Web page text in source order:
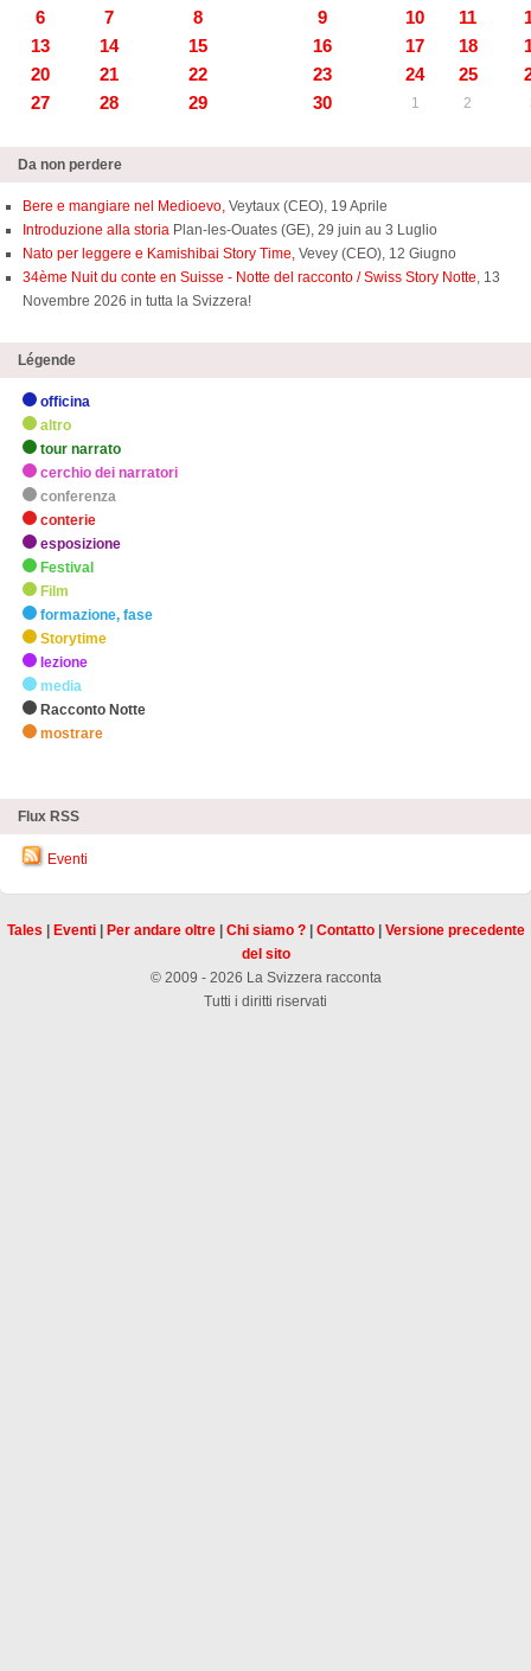
6
7 8 9 10 11
13
14 15 16 17 18
20
21 22 23 24 25
27
28 29 30 1 2
Da non perdere
Bere e mangiare nel Medioevo, Veytaux (CEO), 19 Aprile
Introduzione alla storia Plan-les-Ouates (GE), 29 juin au 3 Luglio
Nato per leggere e Kamishibai Story Time, Vevey (CEO), 12 Giugno
34ème Nuit du conte en Suisse - Notte del racconto / Swiss Story Notte, 13
Novembre 2026 in tutta la Svizzera!
Légende
officina
altro
tour narrato
cerchio dei narratori
conferenza
conterie
esposizione
Festival
Film
formazione, fase
Storytime
lezione
media
Racconto Notte
mostrare
Flux RSS
Eventi
Tales Eventi| Per andare oltre| Chi siamo ?| Contatto| Versione precedente
del sito
© 2009 - 2026 La Svizzera racconta
Tutti i diritti riservati